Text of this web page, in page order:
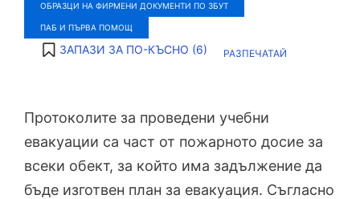
ОБРАЗЦИ НА ФИРМЕНИ ДОКУМЕНТИ ПО ЗБУТ
ПАБ И ПЪРВА ПОМОЩ
ЗАПАЗИ ЗА ПО-КЪСНО (6) РАЗПЕЧАТАЙ
Протоколите за проведени учебни
евакуации са част от пожарното досие за
всеки обект, за който има задължение да
бъде изготвен план за евакуация. Съгласно